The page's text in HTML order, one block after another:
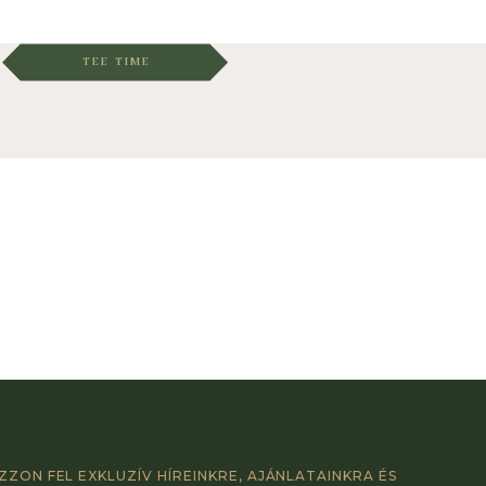
TEE TIME
FEL EXKLUZÍV HÍREINKRE, AJÁNLATAINKRA ÉS